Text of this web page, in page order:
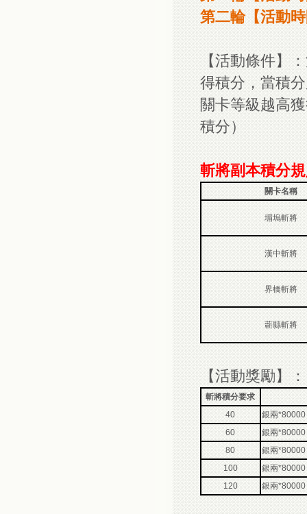
第二輪【活動
【活動條件】
得積分，當積
關卡等級越高
積分）
斬將副本積分
關卡名稱
堳塢斬將
漢中斬將
界橋斬將
蘄縣斬將
【活動獎勵】：
斬將積分要求
40
銀兩*80000
60
銀兩*80000
80
銀兩*80000
100
銀兩*80000
120
銀兩*80000